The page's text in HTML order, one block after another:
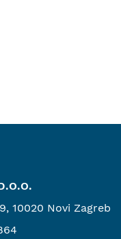
10020 Novi Zagreb